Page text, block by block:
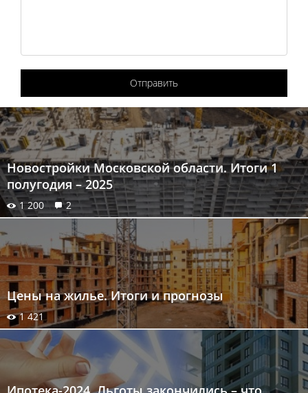
Отправить
Новостройки Московской области. Итоги 1
полугодия – 2025
1 200 2
Цены на жилье. Итоги и прогнозы
1 421